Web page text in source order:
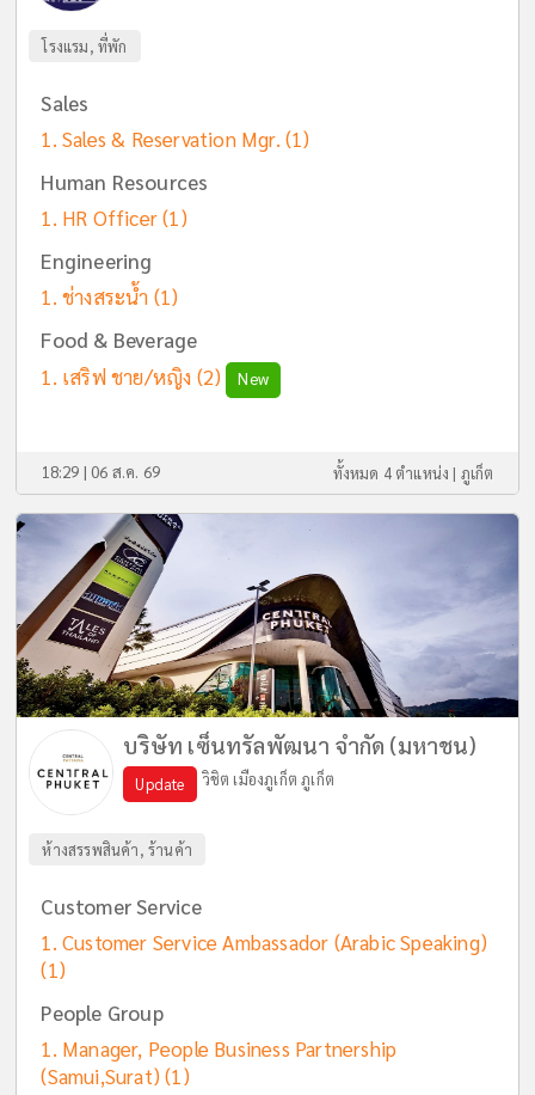
โรงแรม, ที่พัก
Sales
Sales & Reservation Mgr. (1)
Human Resources
HR Officer(1)
Engineering
ช่างสระน้ำ (1)
Food & Beverage
เสริฟ ชาย/หญิง (2) New
18:29 | 06 ส.ค. 69 ทั้งหมด 4 ตำแหน่ง | ภูเก็ต
บริษัท เซ็นทรัลพัฒนา จำกัด (มหาชน)
Update วิชิต เมืองภูเก็ต ภูเก็ต
ห้างสรรพสินค้า, ร้านค้า
Customer Service
Customer Service Ambassador (Arabic Speaking)
(1)
People Group
Manager, People Business Partnership
(Samui,Surat) (1)